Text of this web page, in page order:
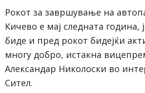
Рокот за завршување на
Кичево е мај следната година,
биде и пред рокот бидејќи
многу добро, истакна
Александар Николоски во
Сител.